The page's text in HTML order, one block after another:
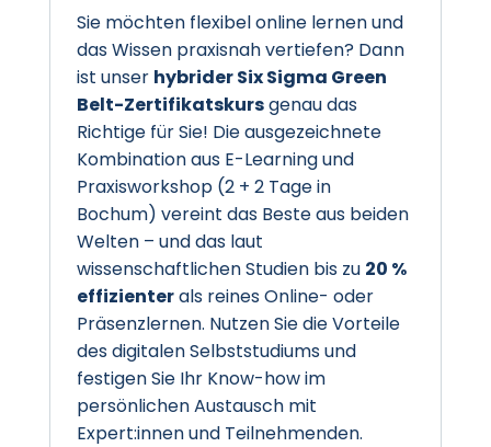
Sie möchten flexibel online lernen und
das Wissen praxisnah vertiefen? Dann
ist unser hybrider Six Sigma Green
Belt-Zertifikatskursgenau das
Richtige für Sie! Die ausgezeichnete
Kombination aus E-Learning und
Praxisworkshop (2 + 2 Tage in
Bochum) vereint das Beste aus beiden
Welten – und das laut
wissenschaftlichen Studien bis zu 20 %
effizienterals reines Online- oder
Präsenzlernen. Nutzen Sie die Vorteile
des digitalen Selbststudiums und
festigen Sie Ihr Know-how im
persönlichen Austausch mit
Expert:innen und Teilnehmenden.